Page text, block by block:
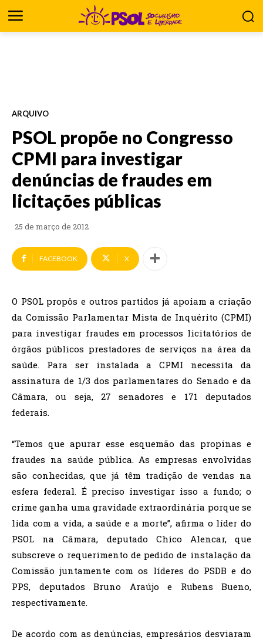
ARQUIVO
PSOL propõe no Congresso
CPMI para investigar
denúncias de fraudes em
licitações públicas
25 de março de 2012
FACEBOOK X
O PSOL propôs e outros partidos já apoiam a criação
da Comissão Parlamentar Mista de Inquérito (CPMI)
para investigar fraudes em processos licitatórios de
órgãos públicos prestadores de serviços na área da
saúde. Para ser instalada a CPMI necessita da
assinatura de 1/3 dos parlamentares do Senado e da
Câmara, ou seja, 27 senadores e 171 deputados
federais.
“Temos que apurar esse esquemão das propinas e
fraudes na saúde pública. As empresas envolvidas
são conhecidas, que já têm tradição de vendas na
esfera federal. É preciso investigar isso a fundo; o
crime ganha uma gravidade extraordinária porque se
lida com a vida, a saúde e a morte”, afirma o líder do
PSOL na Câmara, deputado Chico Alencar, que
subscreve o requerimento de pedido de instalação da
Comissão juntamente com os líderes do PSDB e do
PPS, deputados Bruno Araújo e Rubens Bueno,
respectivamente.
De acordo com as denúncias, empresários desviaram